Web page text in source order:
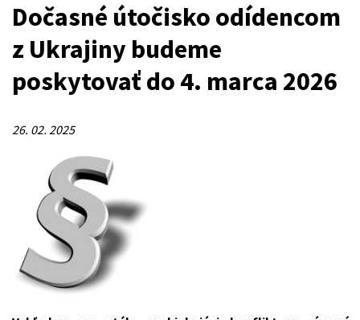
Dočasné útočisko odídencom
z Ukrajiny budeme
poskytovať do 4. marca 2026
26. 02. 2025